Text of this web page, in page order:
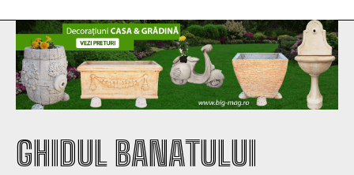
GHIDUL BANATULUI